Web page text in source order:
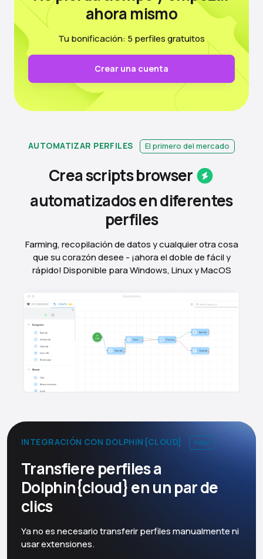
ahora mismo
Tu bonificación: 5 perfiles gratuitos
Crear una cuenta
AUTOMATIZAR PERFILES El primero del mercado
Crea scriptsbrowser
automatizados en diferentes
perfiles
Farming, recopilación de datos y cualquier otra cosa
que su corazón desee - ¡ahora el doble de fácil y
rápido! Disponible para Windows, Linux y MacOS
INTEGRACIÓN CON DOLPHIN{CLOUD} new
Transfiere perfiles a
Dolphin{cloud} en un par de
clics
Ya no es necesario transferir perfiles manualmente ni
usar extensiones.